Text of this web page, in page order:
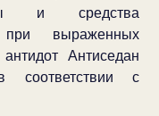
и средства
при выраженных
Антиседан
соответствии с